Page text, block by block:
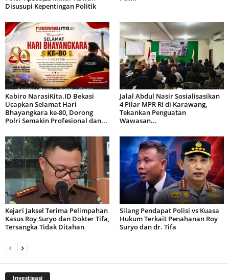
Disusupi Kepentingan Politik
Kabiro NarasiKita.ID Bekasi
Ucapkan Selamat Hari
Bhayangkara ke-80, Dorong
Polri Semakin Profesional dan...
Jalal Abdul Nasir Sosialisasikan
4 Pilar MPR RI di Karawang,
Tekankan Penguatan
Wawasan...
Kejari Jaksel Terima Pelimpahan
Kasus Roy Suryo dan Dokter Tifa,
Tersangka Tidak Ditahan
Silang Pendapat Polisi vs Kuasa
Hukum Terkait Penahanan Roy
Suryo dan dr. Tifa
Investigasi